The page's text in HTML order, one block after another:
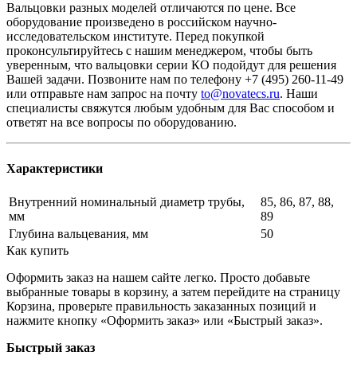
Вальцовки разных моделей отличаются по цене. Все
оборудование произведено в российском научно-
исследовательском институте. Перед покупкой
проконсультируйтесь с нашим менеджером, чтобы быть
уверенным, что вальцовки серии КО подойдут для решения
Вашей задачи. Позвоните нам по телефону +7 (495) 260-11-49
или отправьте нам запрос на почту to@novatecs.ru. Наши
специалисты свяжутся любым удобным для Вас способом и
ответят на все вопросы по оборудованию.
Характеристики
Внутренний номинальный диаметр трубы,
мм
85, 86, 87, 88,
89
Глубина вальцевания, мм
50
Как купить
Оформить заказ на нашем сайте легко. Просто добавьте
выбранные товары в корзину, а затем перейдите на страницу
Корзина, проверьте правильность заказанных позиций и
нажмите кнопку «Оформить заказ» или «Быстрый заказ».
Быстрый заказ